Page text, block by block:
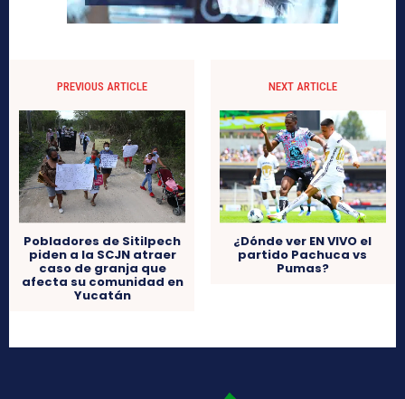
PREVIOUS ARTICLE
Pobladores de Sitilpech
piden a la SCJN atraer
caso de granja que
afecta su comunidad en
Yucatán
NEXT ARTICLE
¿Dónde ver EN VIVO el
partido Pachuca vs
Pumas?